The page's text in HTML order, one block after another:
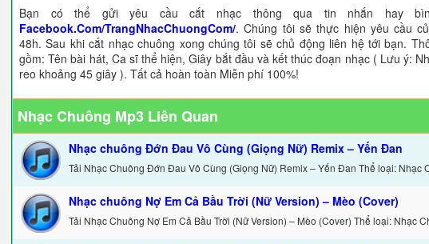
Bạn có thể gửi yêu cầu cắt nhạc thông qua tin nhắn hay
Facebook.Com/TrangNhacChuongCom/. Chúng tôi sẽ thực hiện yêu cầu
48h. Sau khi cắt nhạc chuông xong chúng tôi sẽ chủ động liên hệ tới bạn.
gồm: Tên bài hát, Ca sĩ thể hiện, Giây bắt đầu và kết thúc đoạn nhạc ( Lưu ý:
reo khoảng 45 giây ). Tất cả hoàn toàn Miễn phí 100%!
Nhạc Chuông Mp3 Liên Quan
Nhạc chuông Đớn Đau Vô Cùng (Giọng Nữ) Remix – Yến Đan
Tải Nhạc Chuông Đớn Đau Vô Cùng (Giọng Nữ) Remix – Yến Đan Thể loại: Nhạc
Nhạc chuông Nợ Em Cả Bầu Trời (Nữ Version) – Mèo (Cover)
Tải Nhạc Chuông Nợ Em Cả Bầu Trời (Nữ Version) – Mèo (Cover) Thể loại: Nhạc